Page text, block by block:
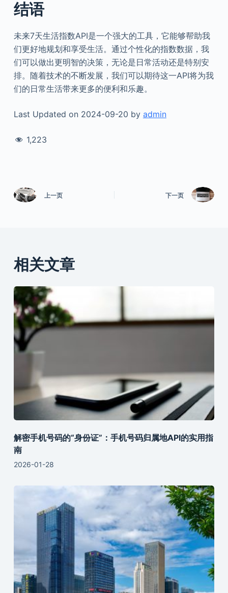
结语
未来7天生活指数API是一个强大的工具，它能够帮助我
们更好地规划和享受生活。通过个性化的指数数据，我
们可以做出更明智的决策，无论是日常活动还是特别安
排。随着技术的不断发展，我们可以期待这一API将为我
们的日常生活带来更多的便利和乐趣。
Last Updated on 2024-09-20 by admin
1,223
上一页 下一页
相关文章
解密手机号码的“身份证”：手机号码归属地API的实用指
南
2026-01-28